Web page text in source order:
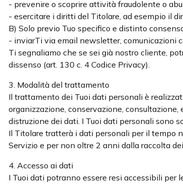
- prevenire o scoprire attività fraudolente o
- esercitare i diritti del Titolare, ad esempio il
B) Solo previo Tuo specifico e distinto
- inviarTi via email newsletter, comunicazioni
Ti segnaliamo che se sei già nostro cliente,
dissenso (art. 130 c. 4 Codice Privacy).
3. Modalità del trattamento
Il trattamento dei Tuoi dati personali è
organizzazione, conservazione,
distruzione dei dati. I Tuoi dati personali sono
Il Titolare tratterà i dati personali per il tempo
Servizio e per non oltre 2 anni dalla raccolta
4. Accesso ai dati
I Tuoi dati potranno essere resi accessibili per